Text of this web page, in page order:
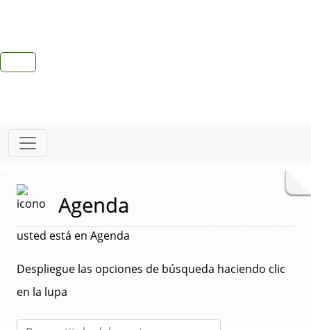
Agenda
usted está en Agenda
Despliegue las opciones de búsqueda haciendo clic
en la lupa